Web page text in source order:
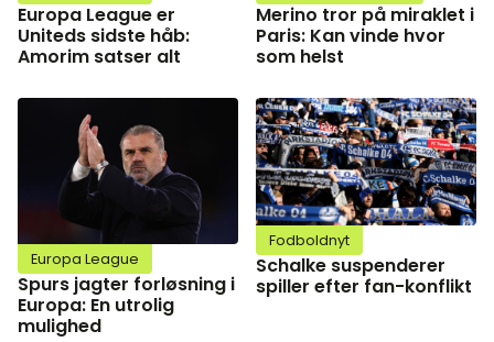
Europa League er
Uniteds sidste håb:
Amorim satser alt
Merino tror på miraklet i
Paris: Kan vinde hvor
som helst
Europa League
Spurs jagter forløsning i
Europa: En utrolig
mulighed
Fodboldnyt
Schalke suspenderer
spiller efter fan-konflikt